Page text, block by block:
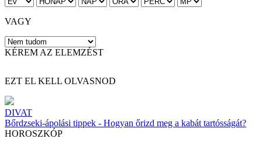
VAGY
KÉREM AZ ELEMZÉST
EZT EL KELL OLVASNOD
DIVAT
Bőrdzseki-ápolási tippek - Hogyan őrizd meg a kabát tartósságát?
HOROSZKÓP